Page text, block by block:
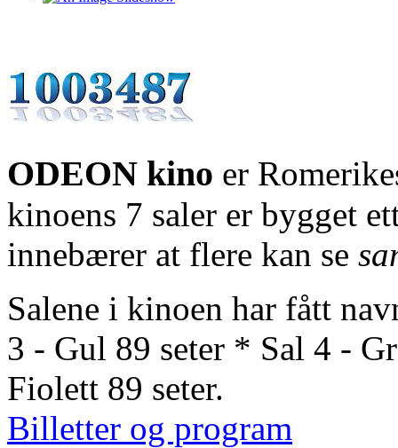
ODEON kino er
kinoens 7 saler er bygget
innebærer at flere kan se
Salene i kinoen har fått
3 - Gul 89 seter * Sal 4 -
Fiolett 89 seter.
Billetter og program